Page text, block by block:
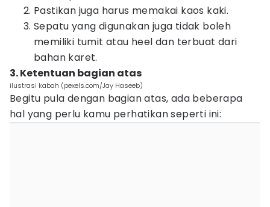
Pastikan juga harus memakai kaos kaki.
Sepatu yang digunakan juga tidak boleh
memiliki tumit atau heel dan terbuat dari
bahan karet.
3. Ketentuan bagian atas
ilustrasi kabah (pexels.com/Jay Haseeb)
Begitu pula dengan bagian atas, ada beberapa
hal yang perlu kamu perhatikan seperti ini: